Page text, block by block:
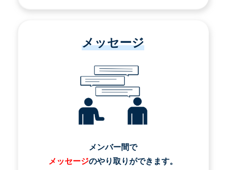
メッセージ
メンバー間で
メッセージのやり取りができます。